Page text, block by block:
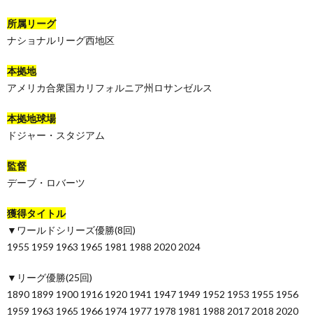
所属リーグ
ナショナルリーグ西地区
本拠地
アメリカ合衆国カリフォルニア州ロサンゼルス
本拠地球場
ドジャー・スタジアム
監督
デーブ・ロバーツ
獲得タイトル
▼ワールドシリーズ優勝(8回)
1955 1959 1963 1965 1981 1988 2020 2024
▼リーグ優勝(25回)
1890 1899 1900 1916 1920 1941 1947 1949 1952 1953 1955 1956
1959 1963 1965 1966 1974 1977 1978 1981 1988 2017 2018 2020